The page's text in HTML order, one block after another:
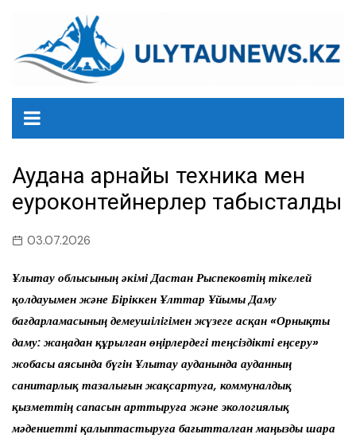
содержанию
Ауданға арнайы техника мен
еуроконтейнерлер табысталды
03.07.2026
Ұлытау облысының әкімі Дастан Рыспековтің тікелей
қолдауымен және Біріккен Ұлттар Ұйымы Даму
бағдарламасының демеушілігімен жүзеге асқан «Орнықты
даму: жаңадан құрылған өңірлердегі теңсіздікті еңсеру»
жобасы аясында бүгін Ұлытау ауданында ауданның
санитарлық тазалығын жақсартуға, коммуналдық
қызметтің сапасын арттыруға және экологиялық
мәдениетті қалыптастыруға бағытталған маңызды шара